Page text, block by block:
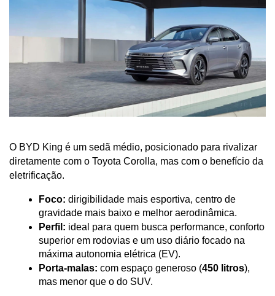
O BYD King é um sedã médio, posicionado para rivalizar
diretamente com o Toyota Corolla, mas com o benefício da
eletrificação.
Foco: dirigibilidade mais esportiva, centro de
gravidade mais baixo e melhor aerodinâmica.
Perfil: ideal para quem busca performance, conforto
superior em rodovias e um uso diário focado na
máxima autonomia elétrica (EV).
Porta-malas: com espaço generoso (450 litros),
mas menor que o do SUV.